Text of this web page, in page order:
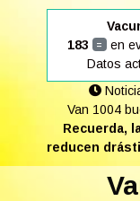
183 = en
Datos
Van 1004
Recuerda,
reducen